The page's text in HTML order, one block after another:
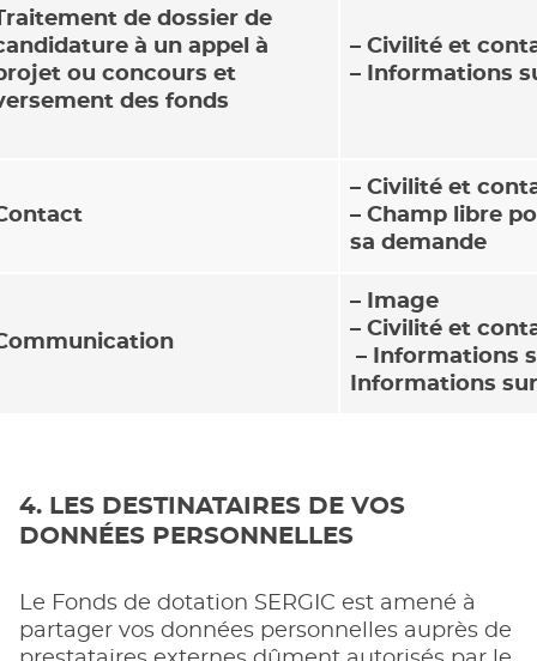
de dossier de
à un appel à
ou concours et
des fonds
– Civilité et
– Informations
– Civilité et
– Champ libre
sa demande
– Image
– Civilité et
– Informations
Informations
4. LES DESTINATAIRES DE VOS
DONNÉES PERSONNELLES
Le Fonds de dotation SERGIC est amené à
partager vos données personnelles auprès de